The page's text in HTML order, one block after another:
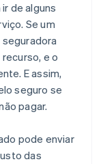
de alguns
Se um
e o
E assim,
seguro se
pagar.
pode enviar
das